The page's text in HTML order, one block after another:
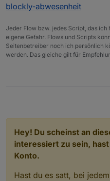
blockly-abwesenheit
Jeder Flow bzw. jedes Script, das
eigene Gefahr. Flows und Scripts
Seitenbetreiber noch ich persönlich
werden. Das gleiche gilt für
Hey! Du scheinst an
interessiert zu sein,
Konto.
Hast du es satt, bei